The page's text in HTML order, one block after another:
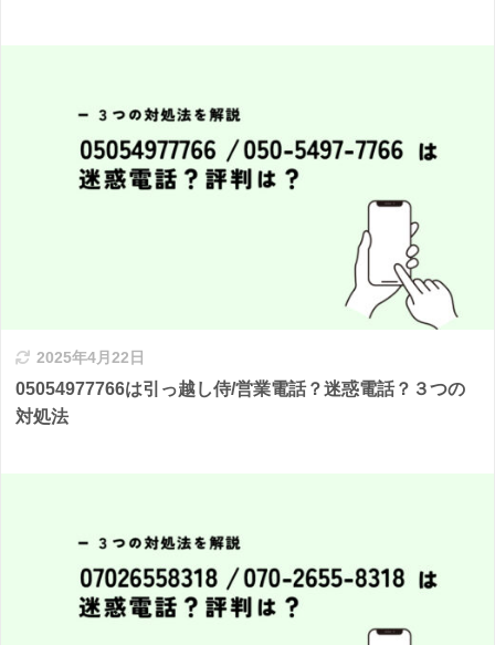
2025年4月22日
05054977766は引っ越し侍/営業電話？迷惑電話？３つの
対処法